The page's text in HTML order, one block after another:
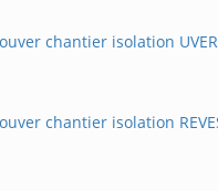
chantier isolation
chantier isolation